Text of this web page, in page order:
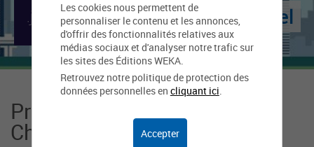
Les cookies nous permettent de
personnaliser le contenu et les annonces,
d'offrir des fonctionnalités relatives aux
médias sociaux et d'analyser notre trafic sur
les sites des Éditions WEKA.
Retrouvez notre politique de protection des
données personnelles en cliquant ici.
Accepter
Mairie de Chaumontel
Présentation Mairie de
Chaumontel